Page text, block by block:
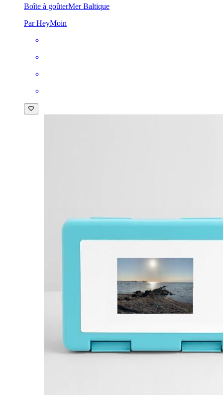
Boîte à goûterMer Baltique
Par HeyMoin